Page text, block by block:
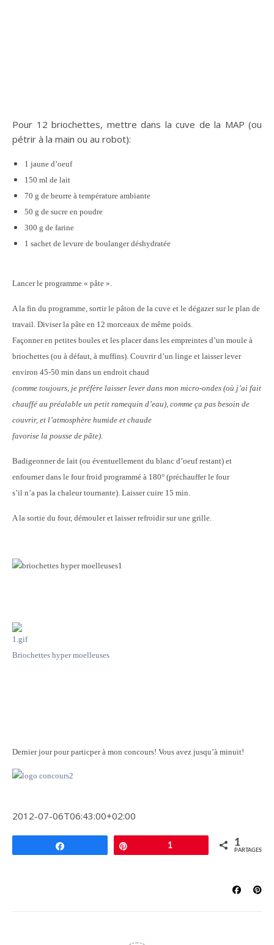
Pour 12 briochettes, mettre dans la cuve de la MAP (ou
pétrir à la main ou au robot):
1 jaune d’oeuf
150 ml de lait
70 g de beurre à température ambiante
50 g de sucre en poudre
300 g de farine
1 sachet de levure de boulanger déshydratée
Lancer le programme « pâte ».
A la fin du programme, sortir le pâton de la cuve et le dégazer sur le plan de
travail. Diviser la pâte en 12 morceaux de même poids.
Façonner en petites boules et les placer dans les empreintes d’un moule à
briochettes (ou à défaut, à muffins). Couvrir d’un linge et laisser lever
environ 45-50 min dans un endroit chaud
(comme toujours, je préfère laisser lever dans mon micro-ondes (où j’ai fait
chauffé au préalable un petit ramequin d’eau), comme ça pas besoin de
couvrir, et l’atmosphère humide et chaude
favorise la pousse de pâte).
Badigeonner de lait (ou éventuellement du blanc d’oeuf restant) et
enfourner dans le four froid programmé à 180° (préchauffer le four
s’il n’a pas la chaleur tournante). Laisser cuire 15 min.
A la sortie du four, démouler et laisser refroidir sur une grille.
Briochettes hyper moelleuses
Dernier jour pour particper à mon concours! Vous avez jusqu’à minuit!
2012-07-06T06:43:00+02:00
1 1
PARTAGES